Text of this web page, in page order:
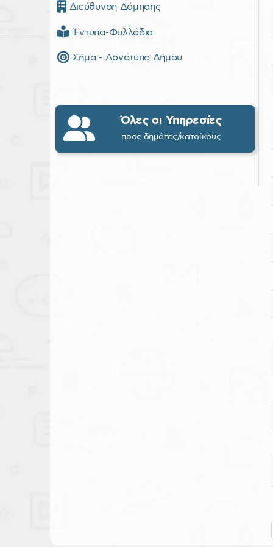
Διεύθυνση Δόμησης
Έντυπα-Φυλλάδια
Σήμα - Λογότυπο Δήμου
Όλες οι Υπηρεσίες
προς δημότες/κατοίκους